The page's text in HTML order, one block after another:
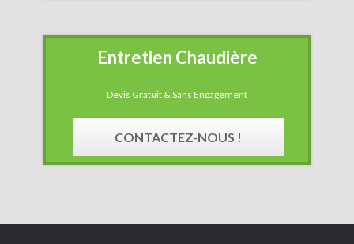
Entretien Chaudière
Devis Gratuit & Sans Engagement
CONTACTEZ-NOUS !